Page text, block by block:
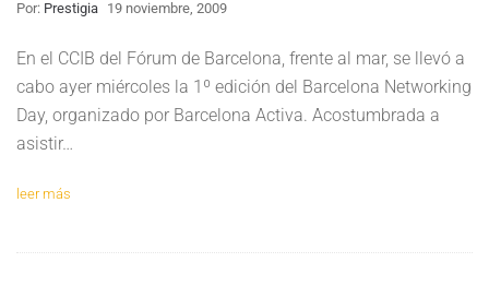
Por: Prestigia 19 noviembre, 2009
En el CCIB del Fórum de Barcelona, frente al mar, se llevó a
cabo ayer miércoles la 1º edición del Barcelona Networking
Day, organizado por Barcelona Activa. Acostumbrada a
asistir…
leer más